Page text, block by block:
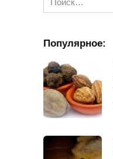
for:
Популярное: